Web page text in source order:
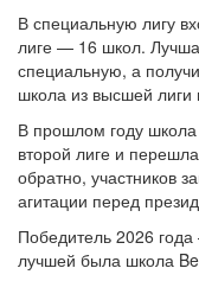
В специальную лигу
лиге — 16 школ.
специальную, а
школа из высшей лиги
В прошлом году
второй лиге и
обратно, участников
агитации перед
Победитель 2026
лучшей была школа